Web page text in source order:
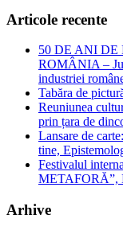
Articole recente
50 DE ANI
ROMÂNIA –
industriei
Tabăra de
Reuniunea
prin țara de
Lansare de
tine,
Festivalul
METAFORĂ”,
Arhive